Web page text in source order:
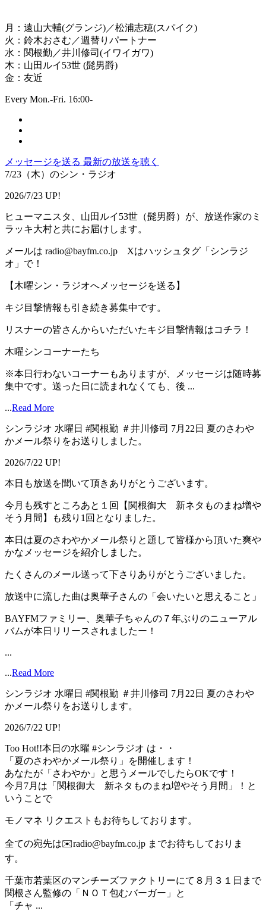
月：遠山大輔(グランジ)／松浦志穂(スパイク)
火：鈴木おさむ／週替りパートナー
水：関根勤／井川修司(イワイガワ)
木：山田ルイ53世 (髭男爵)
金：友近
Every Mon.-Fri. 16:00-
メッセージを送る 最新の放送を聴く
7/23（木）のシン・ラジオ
2026/7/23 UP!
ヒューマニスタ、山田ルイ53世（髭男爵）が、放送作家のミ
ラッキ大村と共にお届けします。
メールは radio@bayfm.co.jp Xはハッシュタグ「シンラジ
オ」で！
【木曜シン・ラジオへメッセージを送る】
キジ目撃情報も引き続き募集中です。
リスナーの皆さんからいただいたキジ目撃情報はコチラ！
木曜シンコーナーたち
※本日行わないコーナーもありますが、メッセージは随時募
集中です。送った日に読まれなくても、後 ...
...Read More
シンラジオ 水曜日 #関根勤 ＃井川修司 7月22日 夏のさわや
かメール祭りをお送りしました。
2026/7/22 UP!
本日も放送を聞いて頂きありがとうございます。
今月も残すところあと１回【関根御大 新ネタものまね増や
そう月間】も残り1回となりました。
本日は夏のさわやかメール祭りと題して皆様から頂いた爽や
かなメッセージを紹介しました。
たくさんのメール送って下さりありがとうございました。
放送中に流した曲は奥華子さんの「会いたいと思えること」
BAYFMファミリー、奥華子ちゃんの７年ぶりのニューアル
バムが本日リリースされましたー！
...
...Read More
シンラジオ 水曜日 #関根勤 ＃井川修司 7月22日 夏のさわや
かメール祭りをお送りします。
2026/7/22 UP!
Too Hot!!本日の水曜 #シンラジオ は・・
「夏のさわやかメール祭り」を開催します！
あなたが「さわやか」と思うメールでしたらOKです！
今月7月は「関根御大 新ネタものまね増やそう月間」！と
いうことで
モノマネ リクエストもお待ちしております。
全ての宛先は✉️radio@bayfm.co.jp までお待ちしておりま
す。
千葉市若葉区のマンチーズファクトリーにて８月３１日まで
関根さん監修の「ＮＯＴ包むバーガー」と
「チャ ...